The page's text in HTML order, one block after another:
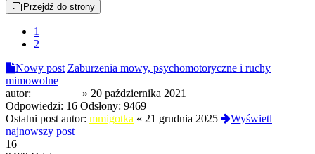
Przejdź do strony
1
2
Nowy post Zaburzenia mowy, psychomotoryczne i ruchy
mimowolne
autor:
» 20 października 2021
Odpowiedzi: 16 Odsłony: 9469
Ostatni post autor: mmigotka « 21 grudnia 2025
Wyświetl
najnowszy post
16